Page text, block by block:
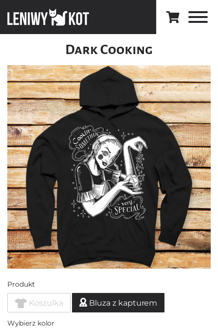
Dark Cooking
Produkt
Koszulka Bluza z kapturem
Wybierz kolor